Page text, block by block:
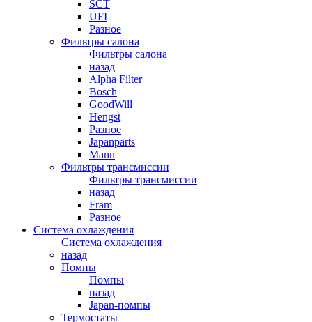
SCT
UFI
Разное
Фильтры салона
Фильтры салона
назад
Alpha Filter
Bosch
GoodWill
Hengst
Разное
Japanparts
Mann
Фильтры трансмиссии
Фильтры трансмиссии
назад
Fram
Разное
Система охлаждения
Система охлаждения
назад
Помпы
Помпы
назад
Japan-помпы
Термостаты